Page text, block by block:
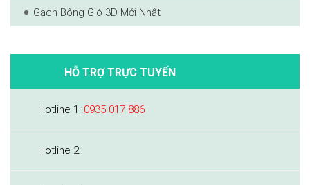
Gạch Bông Gió 3D Mới Nhất
HỖ TRỢ TRỰC TUYẾN
Hotline 1: 0935 017 886
Hotline 2: